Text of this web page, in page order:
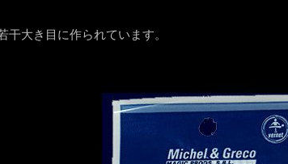
干大き目に作られています。